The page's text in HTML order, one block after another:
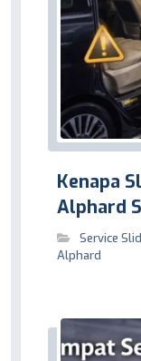
Kenapa
Alphard
Service
Alphard